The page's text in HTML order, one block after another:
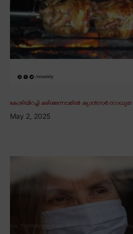
കോഴിയിറച്ചി കഴിക്കുന്നവരിൽ ക്യാൻസർ
May 2, 2025